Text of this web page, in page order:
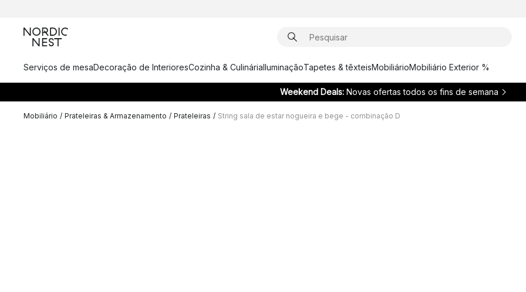
Serviços de mesaDecoração de InterioresCozinha & CulináriaIluminaçãoTapetes & têxteisMobiliárioMobiliário Exterior %
Weekend Deals: Novas ofertas todos os fins de semana
Mobiliário / Prateleiras & Armazenamento / Prateleiras / String sala de estar nogueira e bege - combinação D